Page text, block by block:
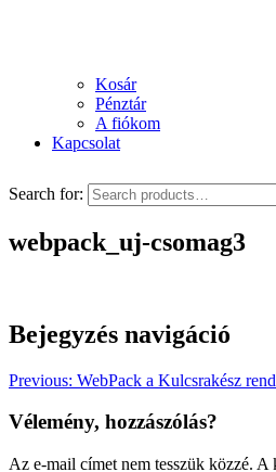
Kosár
Pénztár
A fiókom
Kapcsolat
Search for:
webpack_uj-csomag3
Bejegyzés navigáció
Previous: WebPack a Kulcsrakész
Vélemény, hozzászólás?
Az e-mail címet nem tesszük közzé. A